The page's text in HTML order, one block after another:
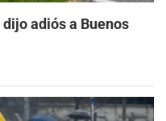
adiós a Buenos